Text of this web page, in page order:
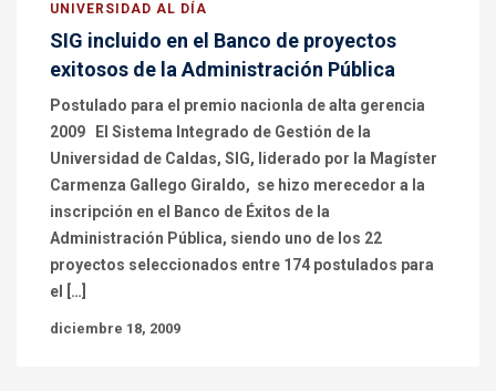
UNIVERSIDAD AL DÍA
SIG incluido en el Banco de proyectos
exitosos de la Administración Pública
Postulado para el premio nacionla de alta gerencia
2009 El Sistema Integrado de Gestión de la
Universidad de Caldas, SIG, liderado por la Magíster
Carmenza Gallego Giraldo, se hizo merecedor a la
inscripción en el Banco de Éxitos de la
Administración Pública, siendo uno de los 22
proyectos seleccionados entre 174 postulados para
el […]
diciembre 18, 2009